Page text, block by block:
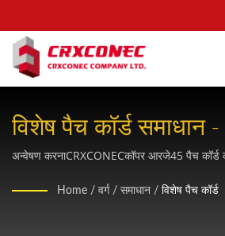
विशेष पैच कॉर्ड समाधान
छोड़ता है
अन्वेषण करनाCRXCONECकॉपर आरजे45 पैच कॉर्ड
घूमने योग्य डिज़ाइन, स्मार्ट रंग पहचान और आईएसओ
Home / वर्ग / समाधान / विशेष पैच कॉर्ड